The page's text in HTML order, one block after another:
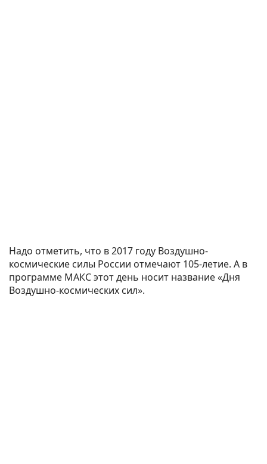
Надо отметить, что в 2017 году Воздушно-
космические силы России отмечают 105-летие. А в
программе МАКС этот день носит название «Дня
Воздушно-космических сил».